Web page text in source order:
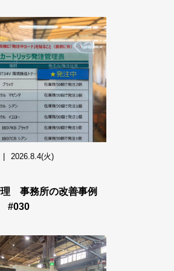
2026.8.4(火)
理 事務所の改善事例
#030